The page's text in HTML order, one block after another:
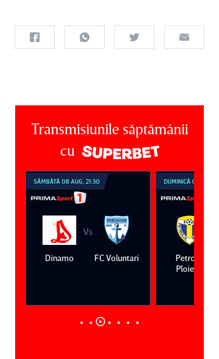
Transmisiunile săptămânii
cu
SÂMBĂTĂ 08 AUG, 21:30
Dinamo
Vs
FC Voluntari
DUMINICĂ 09 AUG,
Petrolul
Ploieşti